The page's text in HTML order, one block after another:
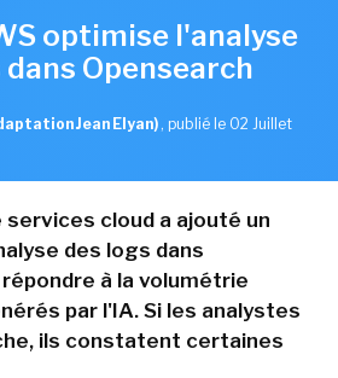
optimise l'analyse
Opensearch
Jean Elyan) , publié le 02 Juillet
cloud a ajouté un
des logs dans
à la volumétrie
par l'IA. Si les analystes
ils constatent certaines